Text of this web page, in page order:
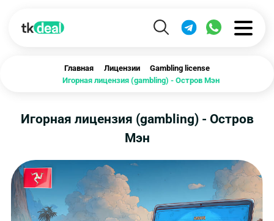
Главная Лицензии
Gambling license
Игорная лицензия (gambling) - Остров Мэн
Игорная лицензия (gambling) - Остров
Мэн